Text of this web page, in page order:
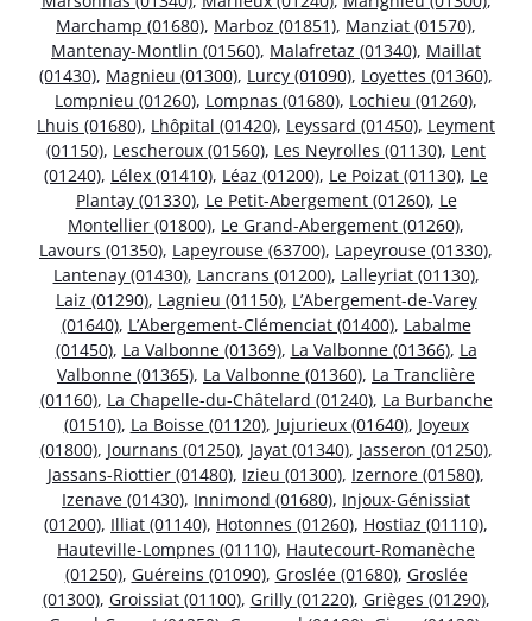
Marchamp (01680), Marboz (01851), Manziat (01570),
Mantenay-Montlin (01560), Malafretaz (01340), Maillat
(01430), Magnieu (01300), Lurcy (01090), Loyettes (01360),
Lompnieu (01260), Lompnas (01680), Lochieu (01260),
Lhuis (01680), Lhôpital (01420), Leyssard (01450), Leyment
(01150), Lescheroux (01560), Les Neyrolles (01130), Lent
(01240), Lélex (01410), Léaz (01200), Le Poizat (01130), Le
Plantay (01330), Le Petit-Abergement (01260), Le
Montellier (01800), Le Grand-Abergement (01260),
Lavours (01350), Lapeyrouse (63700), Lapeyrouse (01330),
Lantenay (01430), Lancrans (01200), Lalleyriat (01130),
Laiz (01290), Lagnieu (01150), L’Abergement-de-Varey
(01640), L’Abergement-Clémenciat (01400), Labalme
(01450), La Valbonne (01369), La Valbonne (01366), La
Valbonne (01365), La Valbonne (01360), La Tranclière
(01160), La Chapelle-du-Châtelard (01240), La Burbanche
(01510), La Boisse (01120), Jujurieux (01640), Joyeux
(01800), Journans (01250), Jayat (01340), Jasseron (01250),
Jassans-Riottier (01480), Izieu (01300), Izernore (01580),
Izenave (01430), Innimond (01680), Injoux-Génissiat
(01200), Illiat (01140), Hotonnes (01260), Hostiaz (01110),
Hauteville-Lompnes (01110), Hautecourt-Romanèche
(01250), Guéreins (01090), Groslée (01680), Groslée
(01300), Groissiat (01100), Grilly (01220), Grièges (01290),